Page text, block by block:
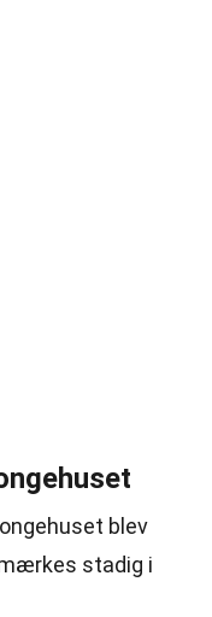
blev
stadig i